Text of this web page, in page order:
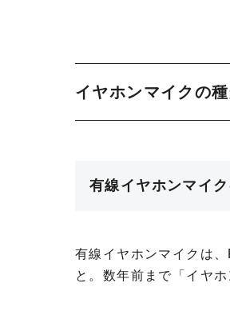
イヤホンマイクの
有線イヤホンマイ
有線イヤホンマイクは
と。数年前まで「イヤ